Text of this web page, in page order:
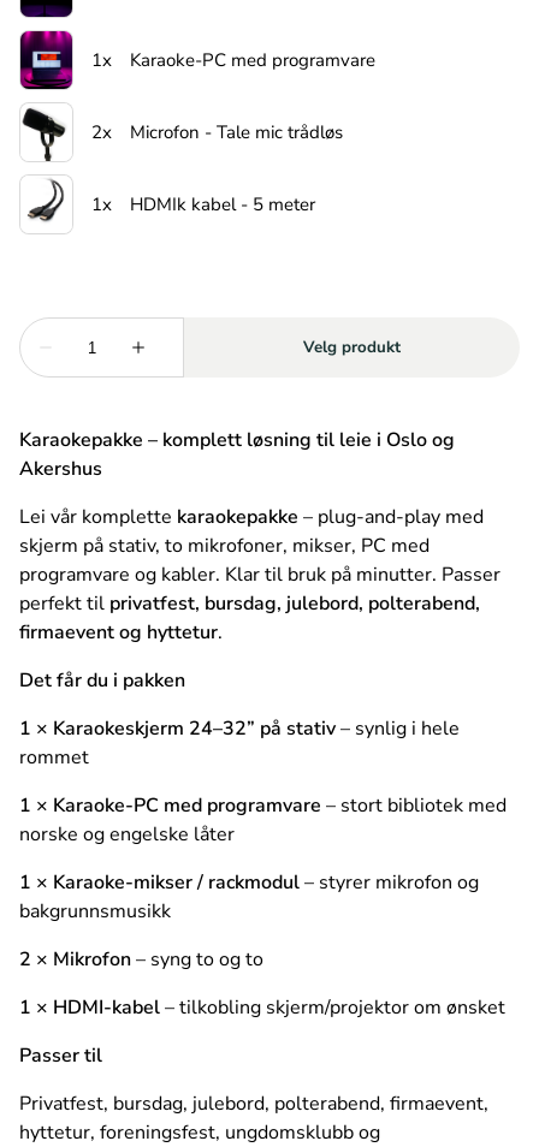
Karaokepakke – komplett løsning til leie i Oslo og
Akershus
Lei vår komplette karaokepakke – plug-and-play med
skjerm på stativ, to mikrofoner, mikser, PC med
programvare og kabler. Klar til bruk på minutter. Passer
perfekt til privatfest, bursdag, julebord, polterabend,
firmaevent og hyttetur.
Det får du i pakken
1 × Karaokeskjerm 24–32” på stativ– synlig i hele
rommet
1 × Karaoke-PC med programvare – stort bibliotek med
norske og engelske låter
1 × Karaoke-mikser / rackmodul– styrer mikrofon og
bakgrunnsmusikk
2 × Mikrofon– syng to og to
1 × HDMI-kabel– tilkobling skjerm/projektor om ønsket
Passer til
Privatfest, bursdag, julebord, polterabend, firmaevent,
hyttetur, foreningsfest, ungdomsklubb og